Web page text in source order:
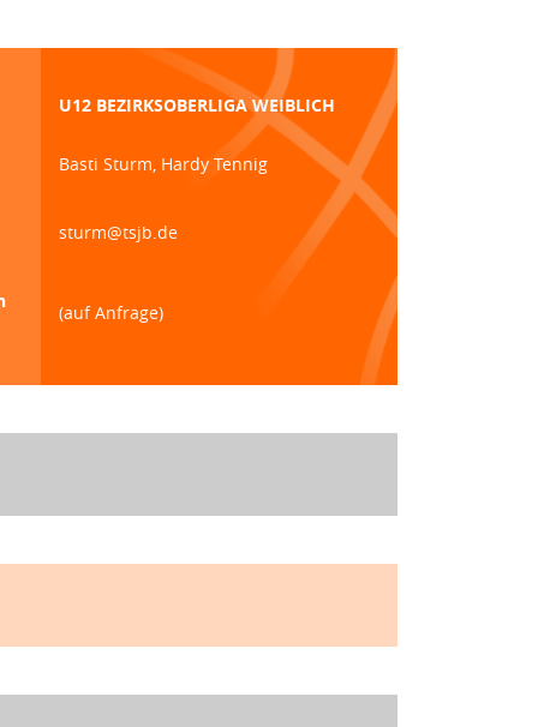
U12 BEZIRKSOBERLIGA WEIBLICH
Basti Sturm, Hardy Tennig
sturm@tsjb.de
(auf Anfrage)